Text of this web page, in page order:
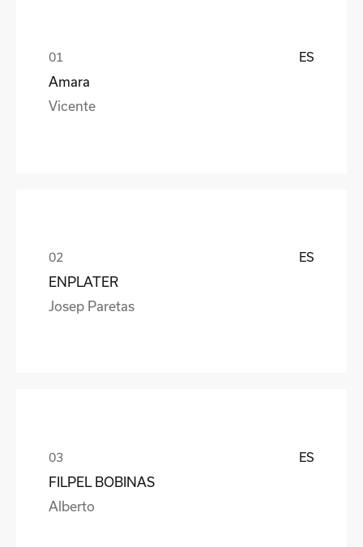
ES
Amara
Vicente
ES
ENPLATER
Josep Paretas
ES
FILPEL BOBINAS
Alberto